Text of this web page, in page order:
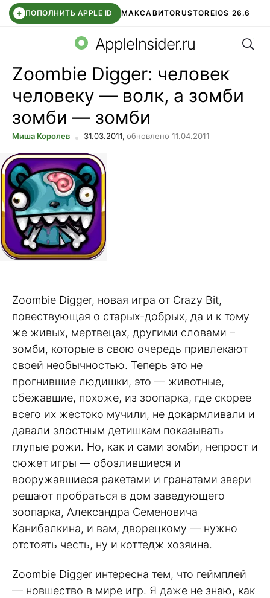
+ ПОПОЛНИТЬ APPLE ID МАКСАВИТОRUSTOREIOS 26.6
СБЕР КИДС ВТБ ОНЛАЙН ЧАТ В ROBLOX
AppleInsider.ru
Zoombie Digger: человек
человеку — волк, а зомби
зомби — зомби
Миша Королев 31.03.2011, обновлено 11.04.2011
Zoombie Digger, новая игра от Crazy Bit,
повествующая о старых-добрых, да и к тому
же живых, мертвецах, другими словами –
зомби, которые в свою очередь привлекают
своей необычностью. Теперь это не
прогнившие людишки, это — животные,
сбежавшие, похоже, из зоопарка, где скорее
всего их жестоко мучили, не докармливали и
давали злостным детишкам показывать
глупые рожи. Но, как и сами зомби, непрост и
сюжет игры — обозлившиеся и
вооружавшиеся ракетами и гранатами звери
решают пробраться в дом заведующего
зоопарка, Александра Семеновича
Канибалкина, и вам, дворецкому — нужно
отстоять честь, ну и коттедж хозяина.
Zoombie Digger интересна тем, что геймплей
— новшество в мире игр. Я даже не знаю, как